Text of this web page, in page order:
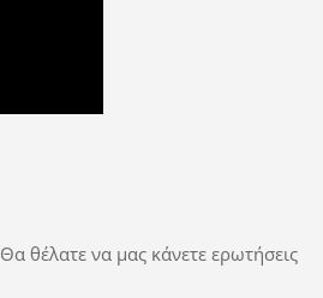
Θα θέλατε να μας κάνετε ερωτήσεις